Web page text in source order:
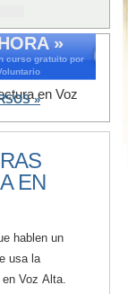
»
curso gratuito por
»en Voz
EN
hablen un
usa la
Voz Alta.